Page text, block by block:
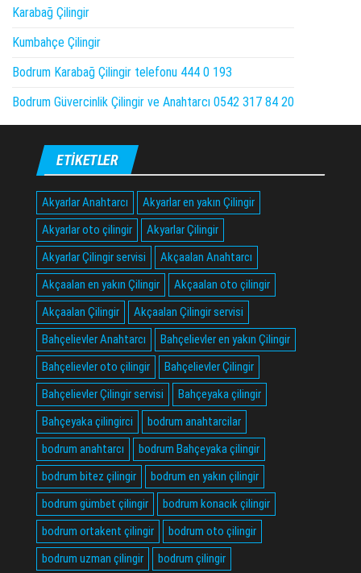
Karabağ Çilingir
Kumbahçe Çilingir
Bodrum Karabağ Çilingir telefonu 444 0 193
Bodrum Güvercinlik Çilingir ve Anahtarcı 0542 317 84 20
ETIKETLER
Akyarlar Anahtarcı
Akyarlar en yakın Çilingir
Akyarlar oto çilingir
Akyarlar Çilingir
Akyarlar Çilingir servisi
Akçaalan Anahtarcı
Akçaalan en yakın Çilingir
Akçaalan oto çilingir
Akçaalan Çilingir
Akçaalan Çilingir servisi
Bahçelievler Anahtarcı
Bahçelievler en yakın Çilingir
Bahçelievler oto çilingir
Bahçelievler Çilingir
Bahçelievler Çilingir servisi
Bahçeyaka çilingir
Bahçeyaka çilingirci
bodrum anahtarcilar
bodrum anahtarcı
bodrum Bahçeyaka çilingir
bodrum bitez çilingir
bodrum en yakın çilingir
bodrum gümbet çilingir
bodrum konacık çilingir
bodrum ortakent çilingir
bodrum oto çilingir
bodrum uzman çilingir
bodrum çilingir